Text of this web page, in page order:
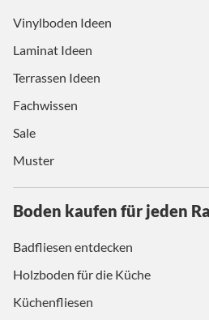
Vinylboden Ideen
Laminat Ideen
Terrassen Ideen
Fachwissen
Sale
Muster
Boden kaufen für jeden
Badfliesen entdecken
Holzboden für die Küche
Küchenfliesen